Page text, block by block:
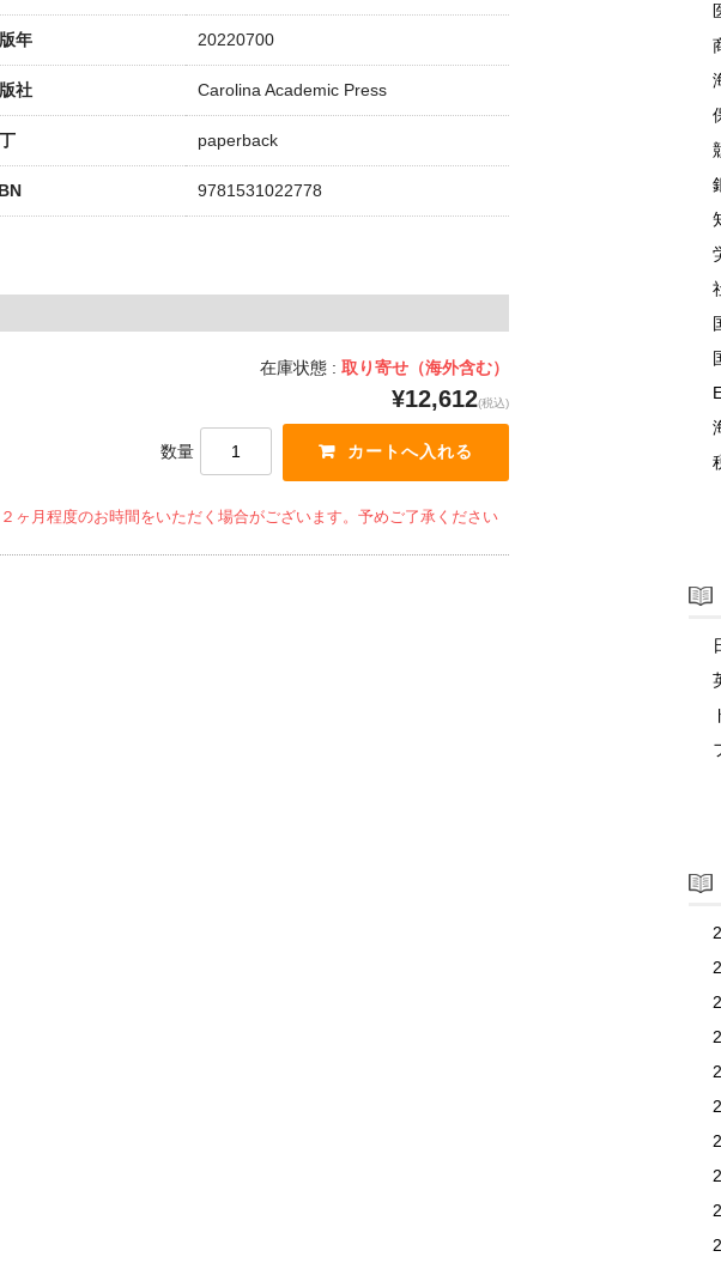
年 20220700
社 Carolina Academic Press
paperback
9781531022778
在庫状態 : 取り寄せ（海外含む）
¥12,612(税込)
数量
ヶ月程度のお時間をいただく場合がございます。予めご了承ください